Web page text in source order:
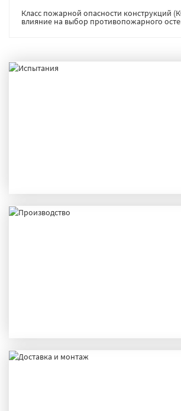
Класс пожарной опасности конструкций
влияние на выбор противопожарного